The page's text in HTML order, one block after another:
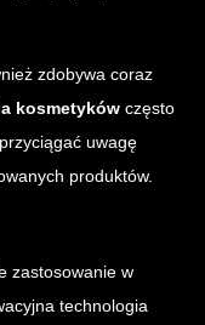
zdobywa coraz
kosmetyków często
uwagę
produktów.
zastosowanie w
technologia